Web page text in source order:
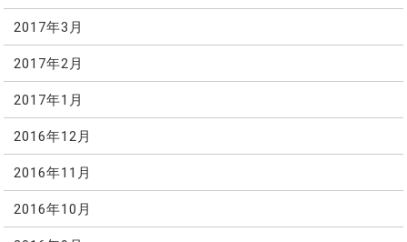
2017年3月
2017年2月
2017年1月
2016年12月
2016年11月
2016年10月